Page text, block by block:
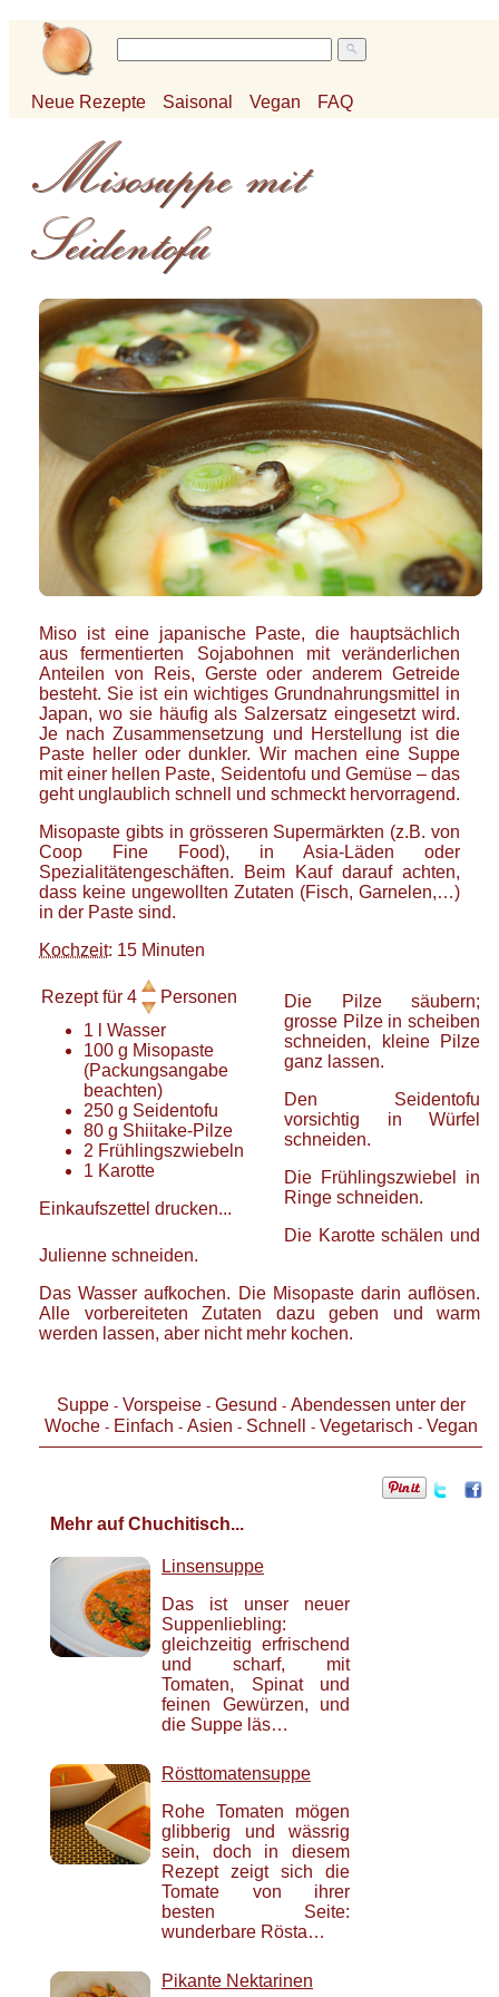
Neue Rezepte Saisonal Vegan FAQ
Miso ist eine japanische Paste, die hauptsächlich
aus fermentierten Sojabohnen mit veränderlichen
Anteilen von Reis, Gerste oder anderem Getreide
besteht. Sie ist ein wichtiges Grundnahrungsmittel in
Japan, wo sie häufig als Salzersatz eingesetzt wird.
Je nach Zusammensetzung und Herstellung ist die
Paste heller oder dunkler. Wir machen eine Suppe
mit einer hellen Paste, Seidentofu und Gemüse – das
geht unglaublich schnell und schmeckt hervorragend.
Misopaste gibts in grösseren Supermärkten (z.B. von
Coop Fine Food), in Asia-Läden oder
Spezialitätengeschäften. Beim Kauf darauf achten,
dass keine ungewollten Zutaten (Fisch, Garnelen,…)
in der Paste sind.
Kochzeit: 15 Minuten
Rezept für 4
Personen
1
Wasser
100 g Misopaste
(Packungsangabe
beachten)
250 g Seidentofu
80 g Shiitake-Pilze
2 Frühlingszwiebeln
1 Karotte
Einkaufszettel drucken...
Die Pilze säubern;
grosse Pilze in scheiben
schneiden, kleine Pilze
ganz lassen.
Den Seidentofu
vorsichtig in Würfel
schneiden.
Die Frühlingszwiebel in
Ringe schneiden.
Die Karotte schälen und
Julienne schneiden.
Das Wasser aufkochen. Die Misopaste darin auflösen.
Alle vorbereiteten Zutaten dazu geben und warm
werden lassen, aber nicht mehr kochen.
Suppe- Vorspeise- Gesund - Abendessen unter der
Woche- Einfach - Asien - Schnell - Vegetarisch - Vegan
Mehr auf Chuchitisch...
Linsensuppe
Das ist unser neuer
Suppenliebling:
gleichzeitig erfrischend
und scharf, mit
Tomaten, Spinat und
feinen Gewürzen, und
die Suppe läs…
Rösttomatensuppe
Rohe Tomaten mögen
glibberig und wässrig
sein, doch in diesem
Rezept zeigt sich die
Tomate von ihrer
besten Seite:
wunderbare Rösta…
Pikante Nektarinen